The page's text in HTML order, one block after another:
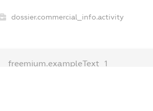
dossier.commercial_info.activity
freemium.exampleText_1